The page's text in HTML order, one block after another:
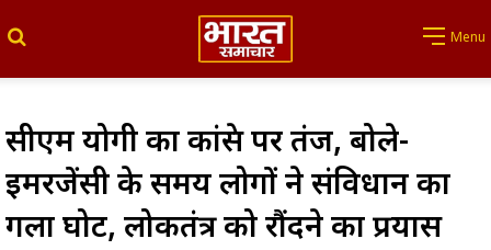
Menu
सीएम योगी का कांग्रेस पर तंज, बोले-
इमरजेंसी के समय लोगों ने संविधान का
गला घोट, लोकतंत्र को रौंदने का प्रयास